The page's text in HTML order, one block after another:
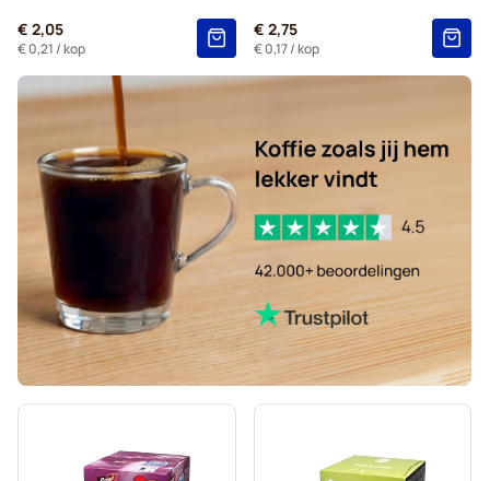
Starbucks® - Capsules voor Dolce Gusto
Kaffekapslen - Koffiecapsules voor Dolce Gusto
Starbucks® Grande - Koffiecapsules voor Dolce Gusto
€ 2,05
€ 0,21 / kop
€ 2,75
€ 0,17/ kop